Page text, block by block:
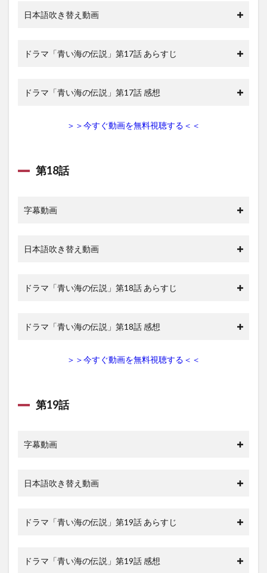
日本語吹き替え動画
ドラマ「青い海の伝説」第17話 あらすじ
ドラマ「青い海の伝説」第17話 感想
＞＞今すぐ動画を無料視聴する＜＜
第18話
字幕動画
日本語吹き替え動画
ドラマ「青い海の伝説」第18話 あらすじ
ドラマ「青い海の伝説」第18話 感想
＞＞今すぐ動画を無料視聴する＜＜
第19話
字幕動画
日本語吹き替え動画
ドラマ「青い海の伝説」第19話 あらすじ
ドラマ「青い海の伝説」第19話 感想